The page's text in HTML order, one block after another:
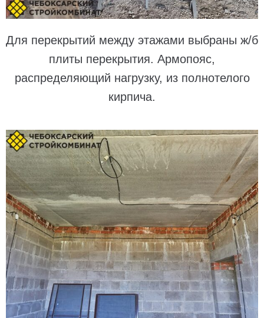
Для перекрытий между этажами выбраны ж/б
плиты перекрытия. Армопояс,
распределяющий нагрузку, из полнотелого
кирпича.